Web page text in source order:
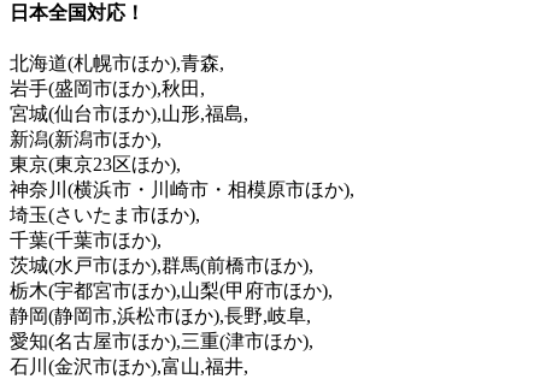
日本全国対応！
北海道(札幌市ほか),青森,
岩手(盛岡市ほか),秋田,
宮城(仙台市ほか),山形,福島,
新潟(新潟市ほか),
東京(東京23区ほか),
神奈川 (横浜市・川崎市・相模原市ほか),
埼玉(さいたま市ほか),
千葉(千葉市ほか),
茨城(水戸市ほか),群馬(前橋市ほか),
栃木(宇都宮市ほか),山梨(甲府市ほか),
静岡(静岡市,浜松市ほか),長野,岐阜,
愛知(名古屋市ほか),三重(津市ほか),
石川 (金沢市ほか),富山,福井,